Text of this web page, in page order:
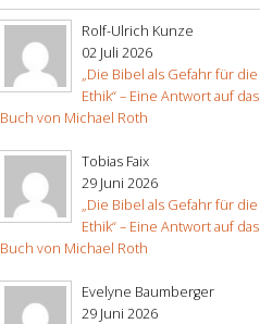
Rolf-Ulrich Kunze
02 Juli 2026
„Die Bibel als Gefahr für die
Ethik“ – Eine Antwort auf das
Buch von Michael Roth
Tobias Faix
29 Juni 2026
„Die Bibel als Gefahr für die
Ethik“ – Eine Antwort auf das
Buch von Michael Roth
Evelyne Baumberger
29 Juni 2026